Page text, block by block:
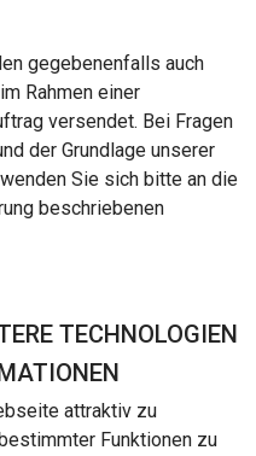
gegebenenfalls auch
Rahmen einer
versendet. Bei Fragen
der Grundlage unserer
Sie sich bitte an die
beschriebenen
TECHNOLOGIEN
attraktiv zu
Funktionen zu